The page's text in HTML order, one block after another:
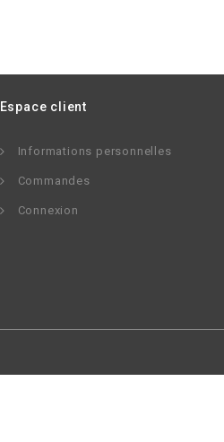
Espace client
Informations personnelles
Commandes
Connexion